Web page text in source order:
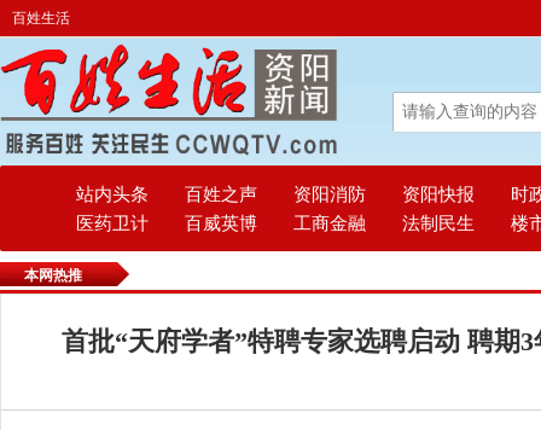
百姓生活
站内头条 百姓之声 资阳消防 资阳快报
时
医药卫计
百威英博 工商金融 法制民生 楼
本网热推
首批“天府学者”特聘专家选聘启动 聘期